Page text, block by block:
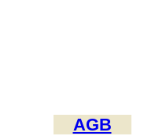
AGB